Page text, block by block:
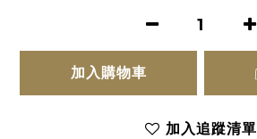
加入購物車
加入追蹤清單